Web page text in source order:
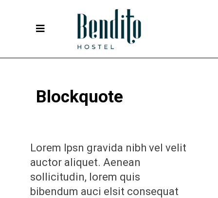
Blockquote
Lorem Ipsn gravida nibh vel velit
auctor aliquet. Aenean
sollicitudin, lorem quis
bibendum auci elsit consequat